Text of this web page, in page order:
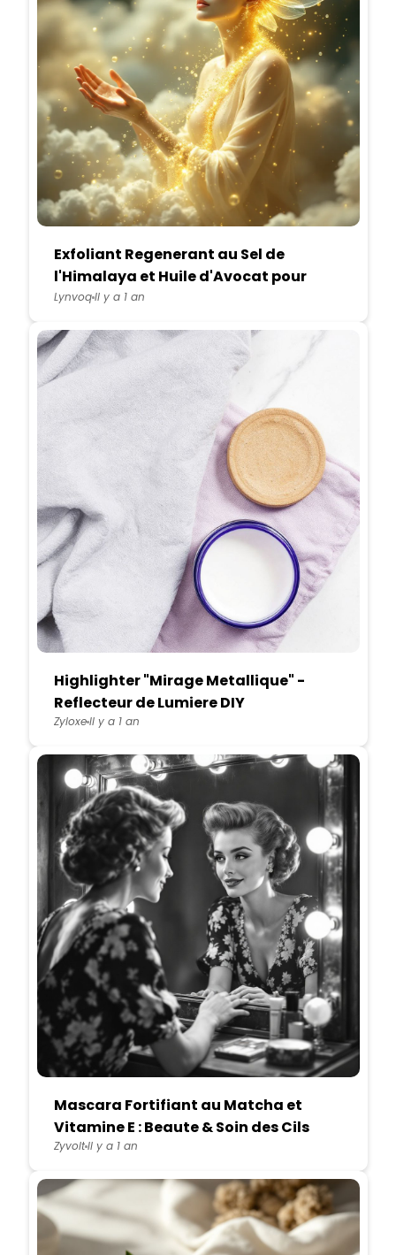
Exfoliant Regenerant au Sel de
l'Himalaya et Huile d'Avocat pour
Bain et Douche
LynvoqIl y a 1 an
Highlighter "Mirage Metallique" -
Reflecteur de Lumiere DIY
ZyloxeIl y a 1 an
Mascara Fortifiant au Matcha et
Vitamine E : Beaute & Soin des Cils
ZyvoltIl y a 1 an